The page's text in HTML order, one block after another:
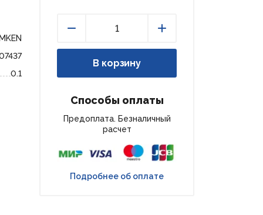
0.1
В корзину
Способы оплаты
Предоплата. Безналичный
расчет
Подробнее об оплате